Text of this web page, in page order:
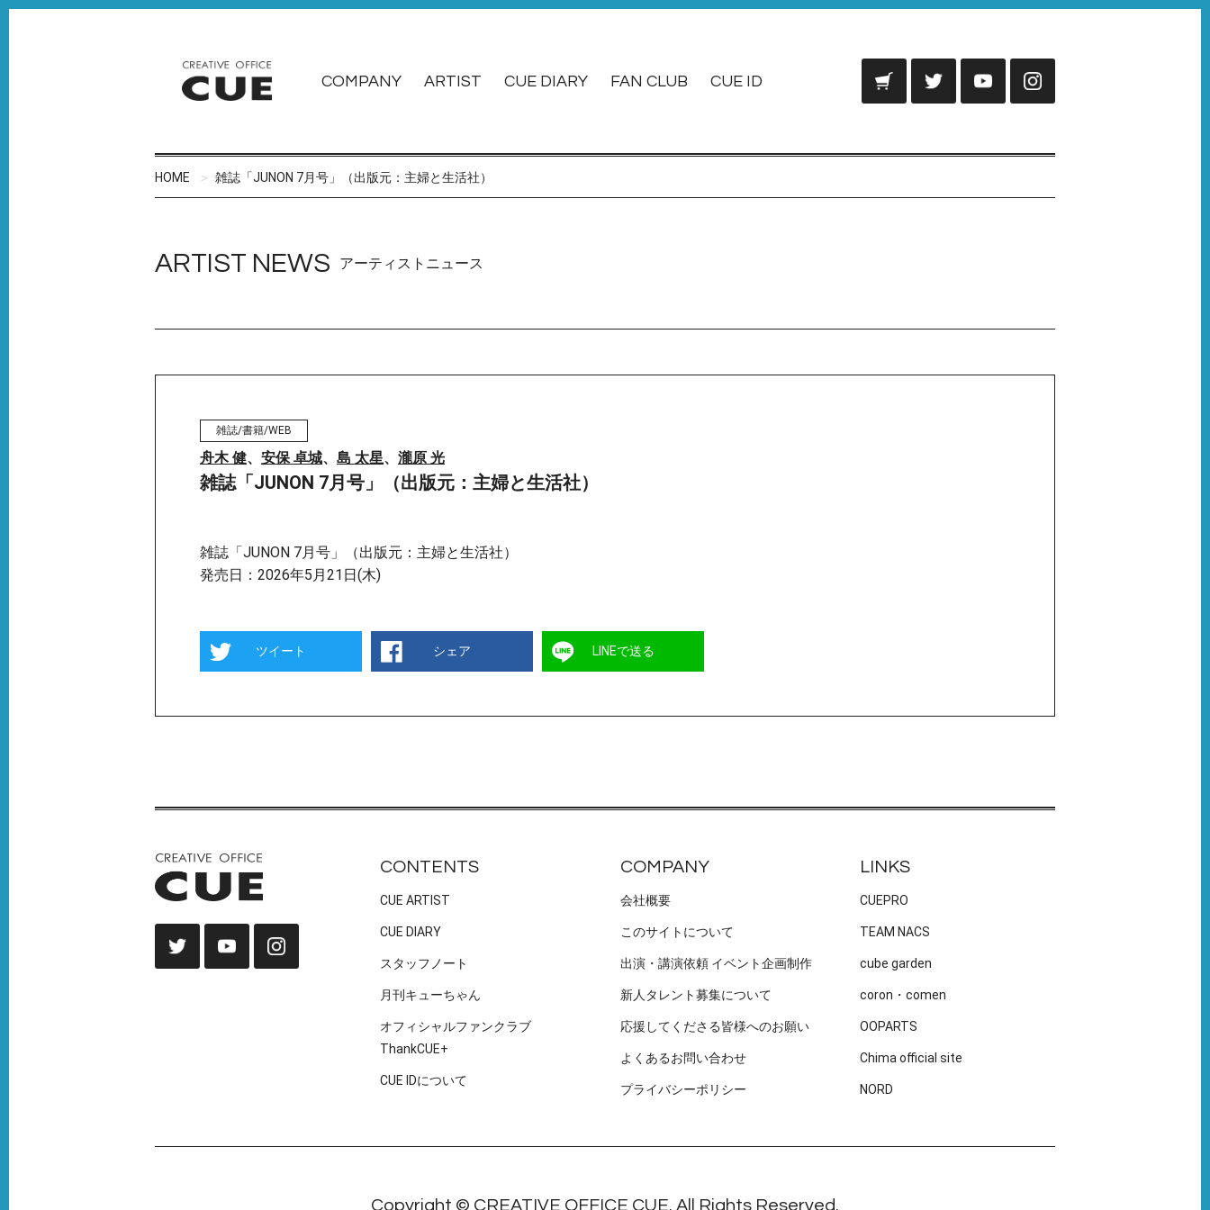
COMPANY ARTIST CUE DIARY FAN CLUB CUE ID
HOME 雑誌「JUNON 7月号」（出版元：主婦と生活社）
ARTIST NEWS アーティストニュース
雑誌/書籍/WEB
舟木 健、 安保 卓城、 島 太星、 瀧原 光
雑誌「JUNON 7月号」（出版元：主婦と生活社）
雑誌「JUNON 7月号」（出版元：主婦と生活社）
発売日：2026年5月21日(木)
ツイート シェア LINEで送る
CONTENTS
CUE ARTIST
CUE DIARY
スタッフノート
月刊キューちゃん
オフィシャルファンクラブ
ThankCUE+
CUE IDについて
COMPANY
会社概要
このサイトについて
出演・講演依頼 イベント企画制作
新人タレント募集について
応援してくださる皆様へのお願い
よくあるお問い合わせ
プライバシーポリシー
LINKS
CUEPRO
TEAM NACS
cube garden
coron・comen
OOPARTS
Chima official site
NORD
Copyright © CREATIVE OFFICE CUE. All Rights Reserved.